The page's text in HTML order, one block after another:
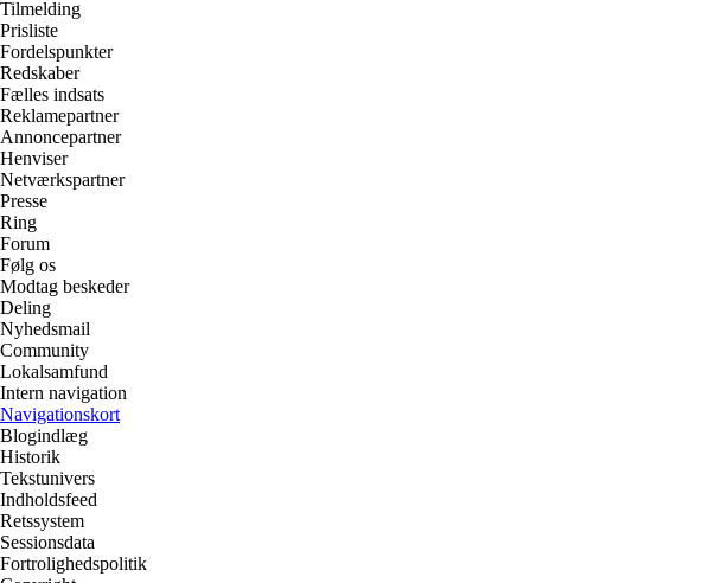
Tilmelding
Prisliste
Fordelspunkter
Redskaber
Fælles indsats
Reklamepartner
Annoncepartner
Henviser
Netværkspartner
Presse
Ring
Forum
Følg os
Modtag beskeder
Deling
Nyhedsmail
Community
Lokalsamfund
Intern navigation
Navigationskort
Blogindlæg
Historik
Tekstunivers
Indholdsfeed
Retssystem
Sessionsdata
Fortrolighedspolitik